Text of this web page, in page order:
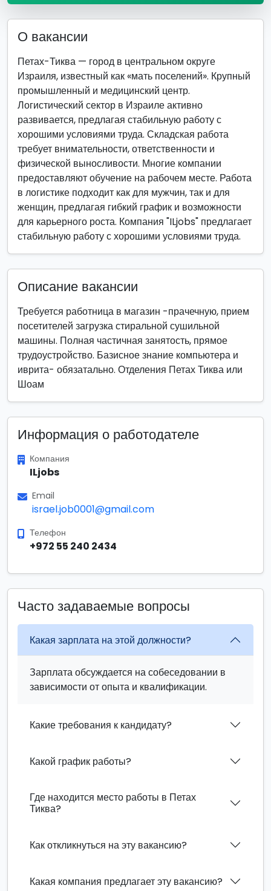
О вакансии
Петах-Тиква — город в центральном округе
Израиля, известный как «мать поселений». Крупный
промышленный и медицинский центр.
Логистический сектор в Израиле активно
развивается, предлагая стабильную работу с
хорошими условиями труда. Складская работа
требует внимательности, ответственности и
физической выносливости. Многие компании
предоставляют обучение на рабочем месте. Работа
в логистике подходит как для мужчин, так и для
женщин, предлагая гибкий график и возможности
для карьерного роста. Компания "ILjobs" предлагает
стабильную работу с хорошими условиями труда.
Описание вакансии
Требуется работница в магазин -прачечную, прием
посетителей загрузка стиральной сушильной
машины. Полная частичная занятость, прямое
трудоустройство. Базисное знание компьютера и
иврита- обязатально. Отделения Петах Тиква или
Шоам
Информация о работодателе
Компания
ILjobs
Email
israel.job0001@gmail.com
Телефон
+972 55 240 2434
Часто задаваемые вопросы
Какая зарплата на этой должности?
Зарплата обсуждается на собеседовании в
зависимости от опыта и квалификации.
Какие требования к кандидату?
Какой график работы?
Где находится место работы в Петах
Тиква?
Как откликнуться на эту вакансию?
Какая компания предлагает эту вакансию?